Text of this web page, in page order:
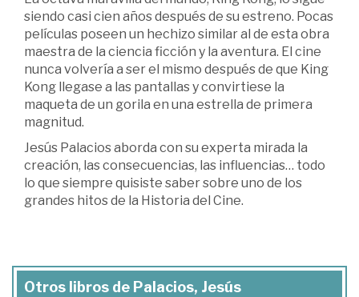
siendo casi cien años después de su estreno. Pocas
películas poseen un hechizo similar al de esta obra
maestra de la ciencia ficción y la aventura. El cine
nunca volvería a ser el mismo después de que King
Kong llegase a las pantallas y convirtiese la
maqueta de un gorila en una estrella de primera
magnitud.
Jesús Palacios aborda con su experta mirada la
creación, las consecuencias, las influencias… todo
lo que siempre quisiste saber sobre uno de los
grandes hitos de la Historia del Cine.
Otros libros de Palacios, Jesús